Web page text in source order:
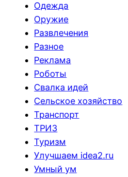
Одежда
Оружие
Развлечения
Разное
Реклама
Роботы
Свалка идей
Сельское хозяйство
Транспорт
ТРИЗ
Туризм
Улучшаем idea2.ru
Умный ум